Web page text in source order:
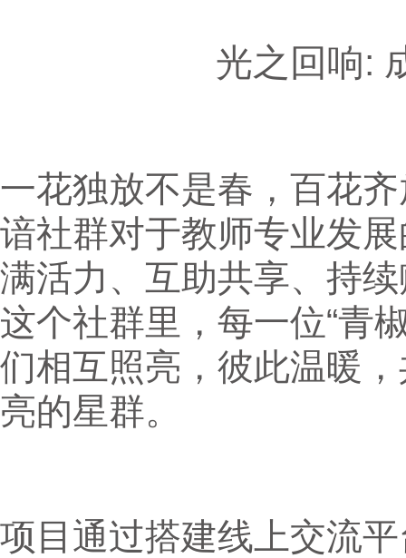
光之回响:
一花独放不是春，百花
谙社群对于教师专业发
满活力、互助共享、持
这个社群里，每一位“青
们相互照亮，彼此温暖
亮的星群。
项目通过搭建线上交流